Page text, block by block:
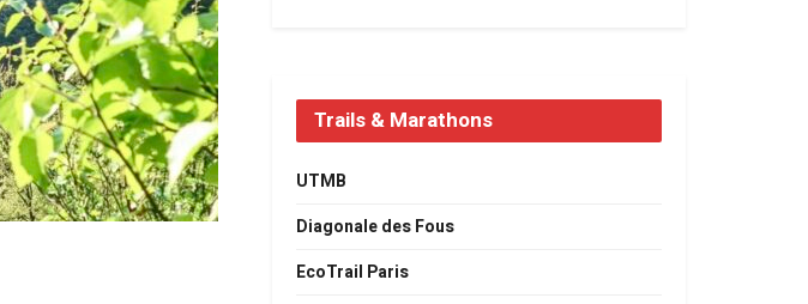
Trails & Marathons
UTMB
Diagonale des Fous
EcoTrail Paris